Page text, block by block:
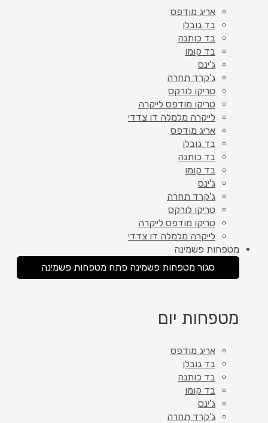
אריג מודפס
בד גובלן
בד כותנה
בד קומו
ג'ינס
ג'קרד תחרה
טריקו לורקס
טריקו מודפס לייקרה
לייקרה מלמלה דו צדדי
אריג מודפס
בד גובלן
בד כותנה
בד קומו
ג'ינס
ג'קרד תחרה
טריקו לורקס
טריקו מודפס לייקרה
לייקרה מלמלה דו צדדי
מטפחות פשמינה
סגור מטפחות פשמינה פתח מטפחות פשמינה
מטפחות יום
אריג מודפס
בד גובלן
בד כותנה
בד קומו
ג'ינס
ג'קרד תחרה